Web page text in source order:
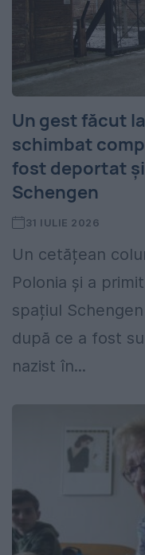
Un gest făcut
schimbat
fost deportat
Schengen
31 IULIE 2026
Un cetățean
Polonia și a
spațiul
după ce a fost
nazist în...